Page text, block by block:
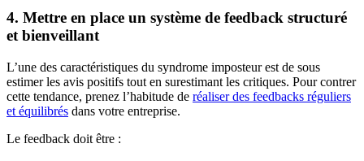
4. Mettre en place un système de feedback structuré
et bienveillant
L’une des caractéristiques du syndrome imposteur est de sous
estimer les avis positifs tout en surestimant les critiques. Pour contrer
cette tendance, prenez l’habitude de réaliser des feedbacks réguliers
et équilibrés dans votre entreprise.
Le feedback doit être :